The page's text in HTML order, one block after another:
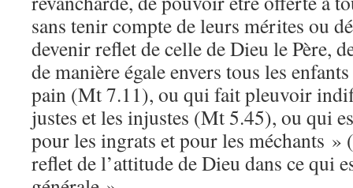
sans tenir compte de leurs mérites ou
devenir reflet de celle de Dieu le Père,
de manière égale envers tous les
pain (Mt 7.11), ou qui fait pleuvoir
justes et les injustes (Mt 5.45), ou qui
pour les ingrats et pour les méchants »
reflet de l’attitude de Dieu dans ce qui